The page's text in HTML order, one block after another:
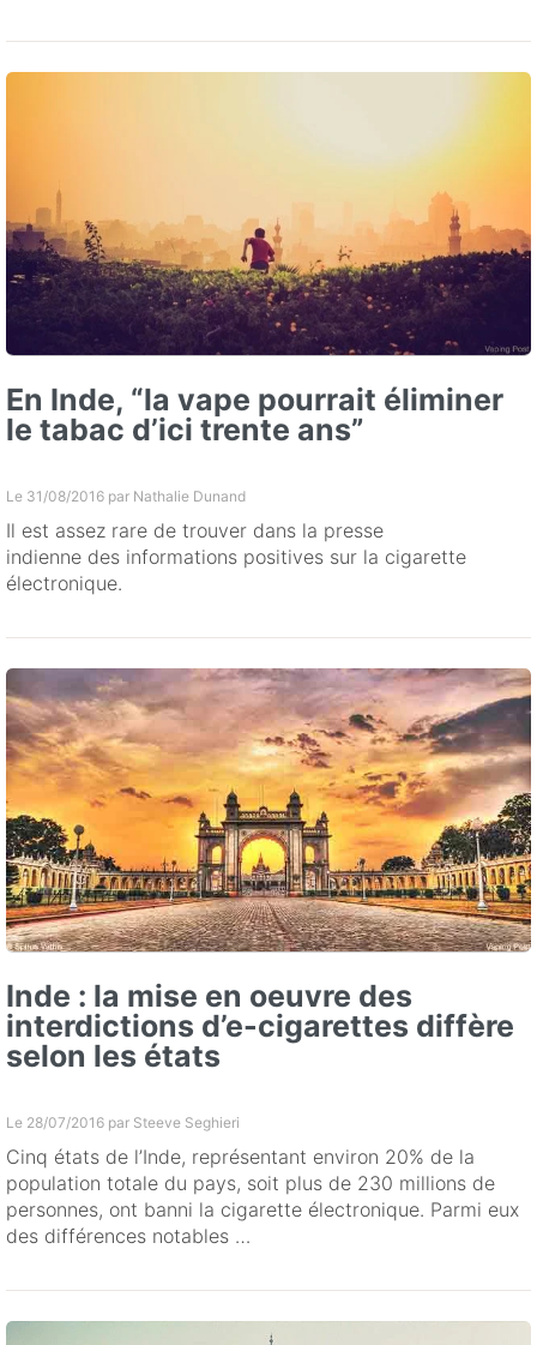
En Inde, “la vape pourrait éliminer
le tabac d’ici trente ans”
Le 31/08/2016 par Nathalie Dunand
Il est assez rare de trouver dans la presse
indienne des informations positives sur la cigarette
électronique.
Inde : la mise en oeuvre des
interdictions d’e-cigarettes diffère
selon les états
Le 28/07/2016 par Steeve Seghieri
Cinq états de l’Inde, représentant environ 20% de la
population totale du pays, soit plus de 230 millions de
personnes, ont banni la cigarette électronique. Parmi eux
des différences notables …